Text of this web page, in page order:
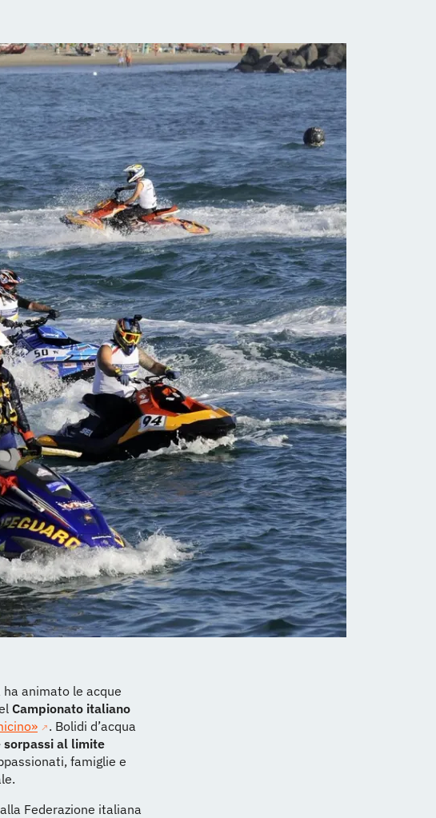
animato le acque
Campionato italiano
. Bolidi d’acqua
al limite
famiglie e
Federazione italiana